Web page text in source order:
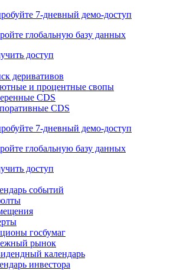
7-дневный демо-доступ
глобальную базу данных
доступ
деривативов
и процентные свопы
CDS
CDS
7-дневный демо-доступ
глобальную базу данных
доступ
событий
госбумаг
рынок
календарь
инвестора